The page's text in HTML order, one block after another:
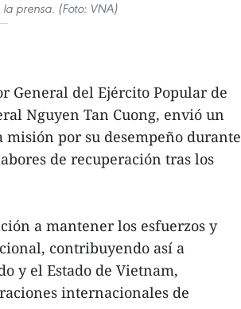
prensa. (Foto: VNA)
General del Ejército Popular de
Nguyen Tan Cuong, envió un
por su desempeño durante
de recuperación tras los
a mantener los esfuerzos y
contribuyendo así a
y el Estado de Vietnam,
internacionales de